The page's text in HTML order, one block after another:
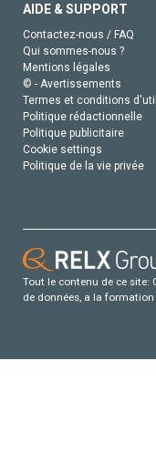
AIDE & SUPPORT
Contactez-nous / FAQ
Qui sommes-nous ?
Mentions légales
© - Avertissements
Termes et conditions
Politique rédactionnelle
Politique publicitaire
Cookie settings
Politique de la vie privée
Tout le contenu de ce site:
de données, a la